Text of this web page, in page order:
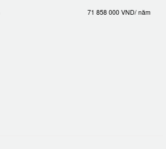
71 858 000 VND/ năm